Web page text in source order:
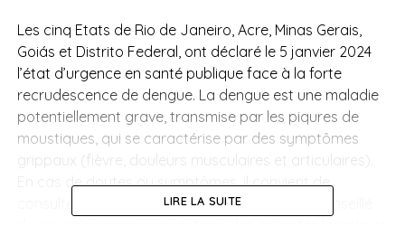
Les cinq Etats de Rio de Janeiro, Acre, Minas Gerais,
Goiás et Distrito Federal, ont déclaré le 5 janvier 2024
l’état d’urgence en santé publique face à la forte
recrudescence de dengue. La dengue est une maladie
potentiellement grave, transmise par les piqures de
moustiques, qui se caractérise par des symptômes
grippaux (fièvre, douleurs musculaires et articulaires).
En cas de doutes ou symptômes, il convient de
consulter un médecin dès que possible. Il est conseillé
LIRE LA SUITE